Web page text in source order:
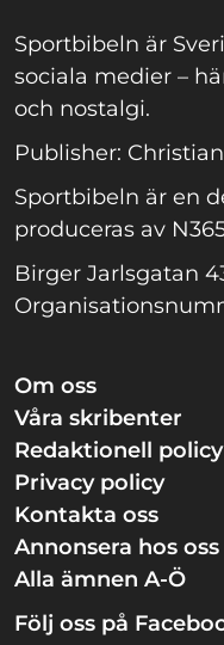
Sportbibeln är
sociala medier –
och nostalgi.
Publisher:
Sportbibeln är en
produceras av
Birger Jarlsgatan
Om oss
Våra skribenter
Redaktionell policy
Privacy policy
Kontakta oss
Annonsera hos oss
Alla ämnen A-Ö
Följ oss på